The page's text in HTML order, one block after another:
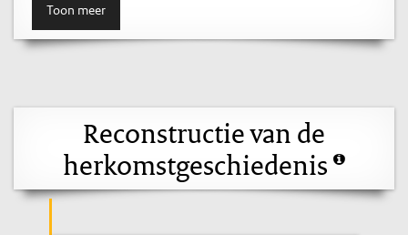
Toon meer
Reconstructie van de
herkomstgeschiedenis